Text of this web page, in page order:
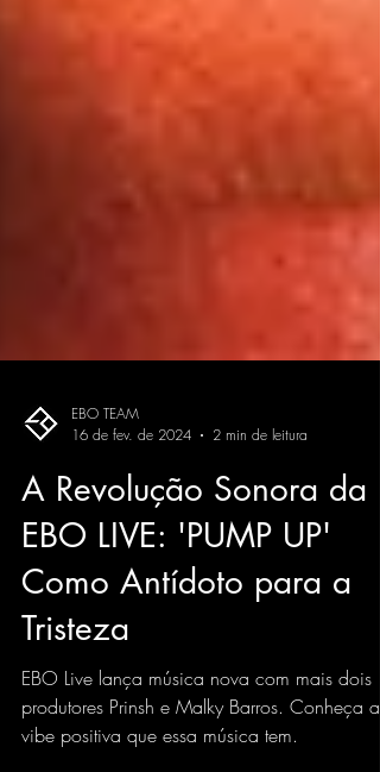
EBO TEAM
16 de fev. de 2024
2 min de leitura
A Revolução Sonora da
EBO LIVE: 'PUMP UP'
Como Antídoto para a
Tristeza